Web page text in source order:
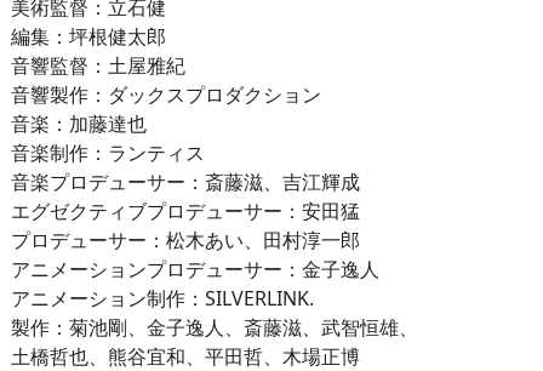
美術監督：立石健
編集：坪根健太郎
音響監督：土屋雅紀
音響製作：ダックスプロダクション
音楽：加藤達也
音楽制作：ランティス
音楽プロデューサー：斎藤滋、吉江輝成
エグゼクティブプロデューサー：安田猛
プロデューサー：松木あい、田村淳一郎
アニメーションプロデューサー：金子逸人
アニメーション制作：SILVERLINK.
製作：菊池剛、金子逸人、斎藤滋、武智恒雄、
土橋哲也、熊谷宜和、平田哲、木場正博